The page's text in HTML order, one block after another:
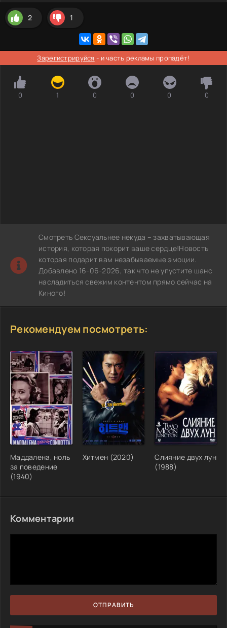
2 1
Зарегистрируйся - и часть рекламы пропадёт!
0 1 0 0 0 0
Смотреть Сексуальнее некуда – захватывающая
история, которая покорит ваше сердце!Новость
которая подарит вам незабываемые эмоции.
Добавлено 16-06-2026, так что не упустите шанс
насладиться свежим контентом прямо сейчас на
Киного!
Рекомендуем посмотреть:
Маддалена, ноль
за поведение
(1940)
Хитмен (2020)
Слияние двух лун
(1988)
Комментарии
ОТПРАВИТЬ